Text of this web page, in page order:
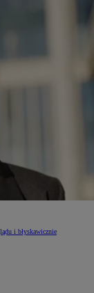
i błyskawicznie